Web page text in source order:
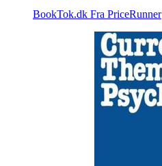
BookTok.dk Fra PriceRunner